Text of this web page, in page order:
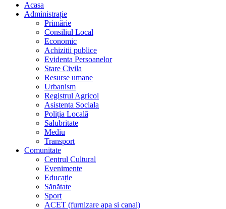
Acasa
Administrație
Primărie
Consiliul Local
Economic
Achizitii publice
Evidenta Persoanelor
Stare Civila
Resurse umane
Urbanism
Registrul Agricol
Asistenta Sociala
Poliția Locală
Salubritate
Mediu
Transport
Comunitate
Centrul Cultural
Evenimente
Educație
Sănătate
Sport
ACET (furnizare apa si canal)